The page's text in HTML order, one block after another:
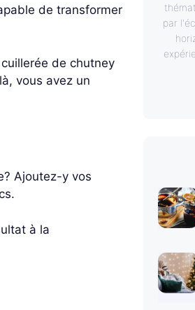
de transformer
de chutney
vous avez un
Ajoutez-y vos
à la
par